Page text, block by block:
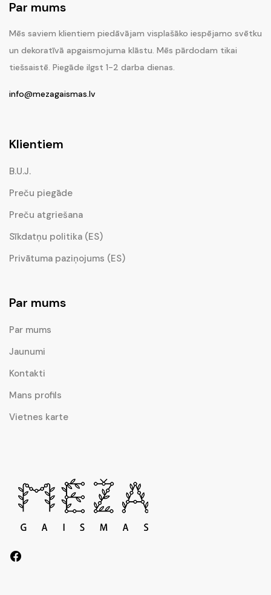
Par mums
Mēs saviem klientiem piedāvājam visplašāko iespējamo svētku
un dekoratīvā apgaismojuma klāstu. Mēs pārdodam tikai
tiešsaistē. Piegāde ilgst 1-2 darba dienas.
info@mezagaismas.lv
Klientiem
B.U.J.
Preču piegāde
Preču atgriešana
Sīkdatņu politika (ES)
Privātuma paziņojums (ES)
Par mums
Par mums
Jaunumi
Kontakti
Mans profils
Vietnes karte